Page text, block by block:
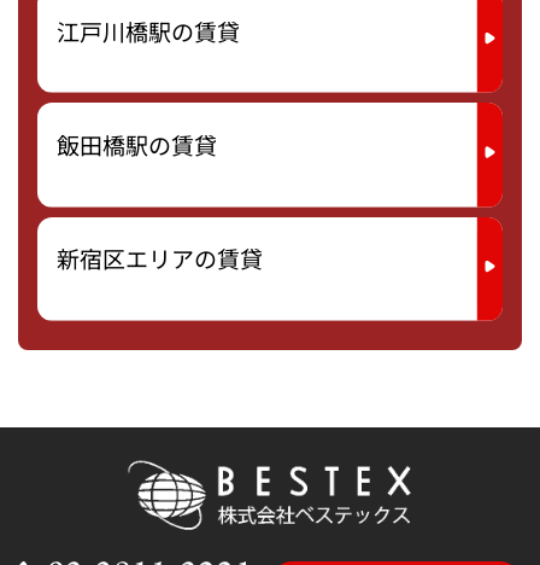
江戸川橋駅の賃貸
飯田橋駅の賃貸
新宿区エリアの賃貸